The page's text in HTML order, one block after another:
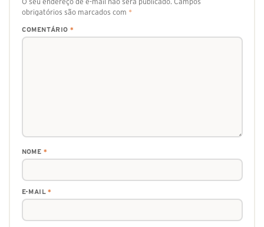
obrigatórios são marcados com *
COMENTÁRIO *
NOME *
E-MAIL*